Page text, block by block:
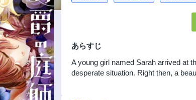
あらすじ
A young girl named Sarah arrived at
desperate situation. Right then, a